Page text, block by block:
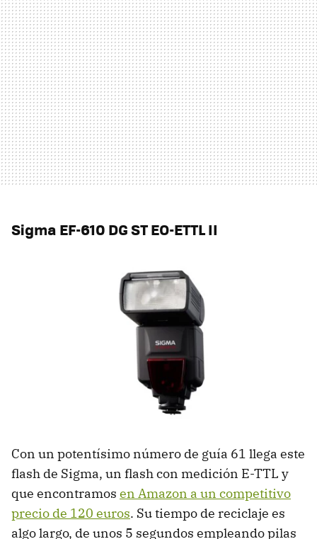
Sigma EF-610 DG ST EO-ETTL II
Con un potentísimo número de guía 61 llega este
flash de Sigma, un flash con medición E-TTL y
que encontramos en Amazon a un competitivo
precio de 120 euros. Su tiempo de reciclaje es
algo largo, de unos 5 segundos empleando pilas